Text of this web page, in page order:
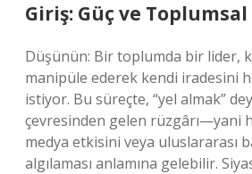
Giriş: Güç ve
Düşünün: Bir toplumda bir lider,
manipüle ederek kendi iradesini
istiyor. Bu süreçte, “yel almak”
çevresinden gelen rüzgârı—yani
medya etkisini veya uluslararası
algılaması anlamına gelebilir.